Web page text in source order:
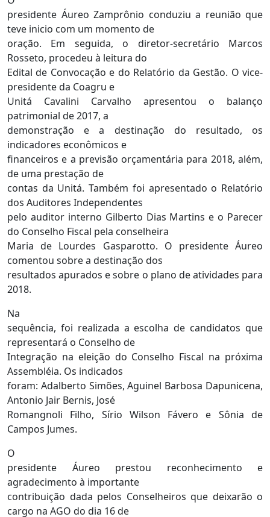
presidente Áureo Zamprônio conduziu a reunião que
teve inicio com um momento de
oração. Em seguida, o diretor-secretário Marcos
Rosseto, procedeu à leitura do
Edital de Convocação e do Relatório da Gestão. O vice-
presidente da Coagru e
Unitá Cavalini Carvalho apresentou o balanço
patrimonial de 2017, a
demonstração e a destinação do resultado, os
indicadores econômicos e
financeiros e a previsão orçamentária para 2018, além,
de uma prestação de
contas da Unitá. Também foi apresentado o Relatório
dos Auditores Independentes
pelo auditor interno Gilberto Dias Martins e o Parecer
do Conselho Fiscal pela conselheira
Maria de Lourdes Gasparotto. O presidente Áureo
comentou sobre a destinação dos
resultados apurados e sobre o plano de atividades para
2018.
Na
sequência, foi realizada a escolha de candidatos que
representará o Conselho de
Integração na eleição do Conselho Fiscal na próxima
Assembléia. Os indicados
foram: Adalberto Simões, Aguinel Barbosa Dapunicena,
Antonio Jair Bernis, José
Romangnoli Filho, Sírio Wilson Fávero e Sônia de
Campos Jumes.
O
presidente Áureo prestou reconhecimento e
agradecimento à importante
contribuição dada pelos Conselheiros que deixarão o
cargo na AGO do dia 16 de